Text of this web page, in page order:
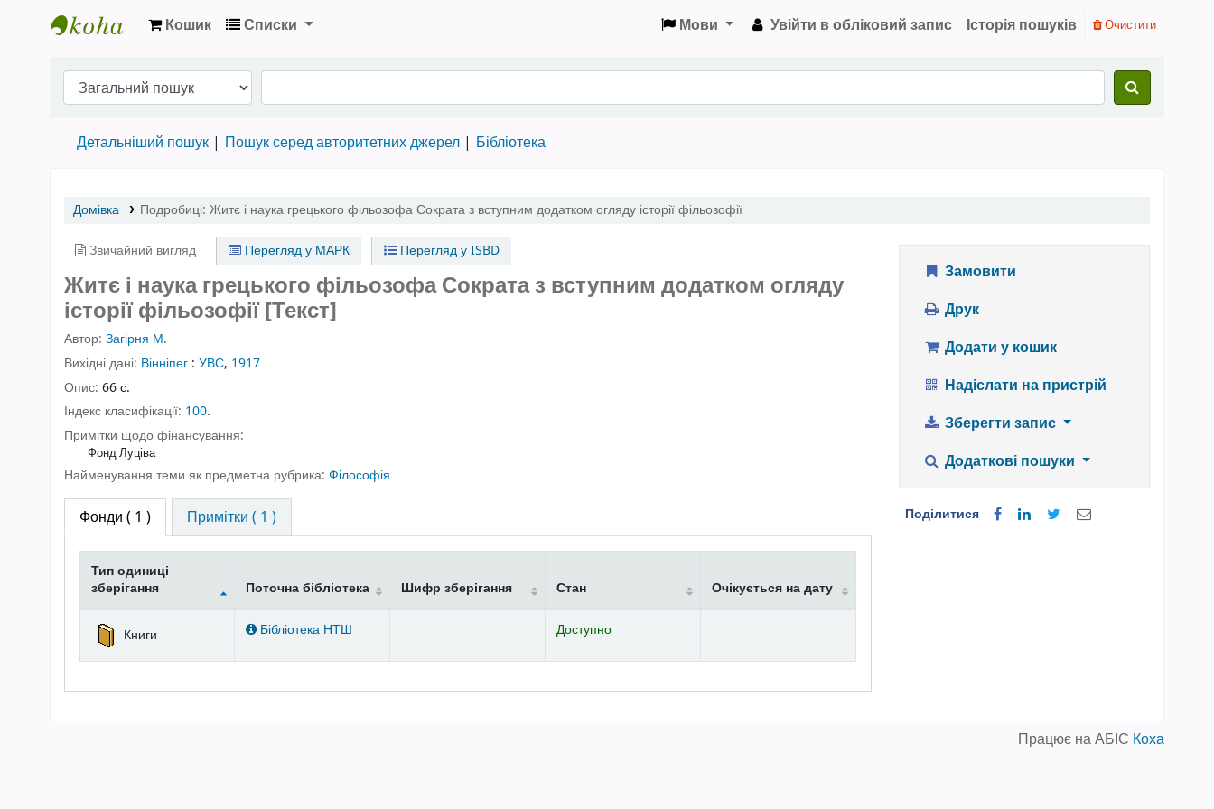
Кошик Списки Мови Увійти в обліковий запис Історія пошуків Очистити
Детальніший пошук Пошук серед авторитетних джерел Бібліотека
Домівка Подробиці: Житє і наука грецького фільозофа Сократа з вступним додатком огляду історії фільозофії
Звичайний вигляд Перегляд у МАРК Перегляд у ISBD
Житє і наука грецького фільозофа Сократа з вступним додатком огляду
історії фільозофії [Текст]
Автор: Загірня М.
Вихідні дані: Вінніпег : УВС, 1917
Опис: 66 с.
Індекс класифікації: 100.
Примітки щодо фінансування:
Фонд Луціва
Найменування теми як предметна рубрика: Філософія
Фонди ( 1 ) Примітки ( 1 )
Фонди
Тип одиниці
зберігання
Поточна бібліотека Шифр зберігання Стан Очікується на дату
Книги Бібліотека НТШ Доступно
Замовити
Друк
Додати у кошик
Надіслати на пристрій
Зберегти запис
Додаткові пошуки
Поділитися
Працює на АБІС Коха